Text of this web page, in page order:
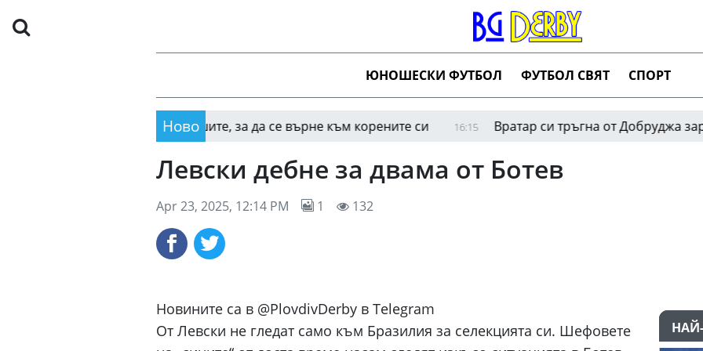
ЮНОШЕСКИ ФУТБОЛ ФУТБОЛ СВЯТ СПОРТ
Ново
Пирин вади юношите, за да се върне към корените си 16:15 Вратар си тръгна от Добруджа заради
Левски дебне за двама от Ботев
Apr 23, 2025, 12:14 PM 1 132
Новините са в @PlovdivDerby в Telegram
От Левски не гледат само към Бразилия за селекцията си. Шефовете